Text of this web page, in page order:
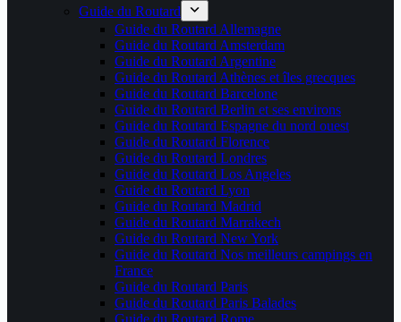
Guide du Routard
Guide du Routard Allemagne
Guide du Routard Amsterdam
Guide du Routard Argentine
Guide du Routard Athènes et îles grecques
Guide du Routard Barcelone
Guide du Routard Berlin et ses environs
Guide du Routard Espagne du nord ouest
Guide du Routard Florence
Guide du Routard Londres
Guide du Routard Los Angeles
Guide du Routard Lyon
Guide du Routard Madrid
Guide du Routard Marrakech
Guide du Routard New York
Guide du Routard Nos meilleurs campings en
France
Guide du Routard Paris
Guide du Routard Paris Balades
Guide du Routard Rome